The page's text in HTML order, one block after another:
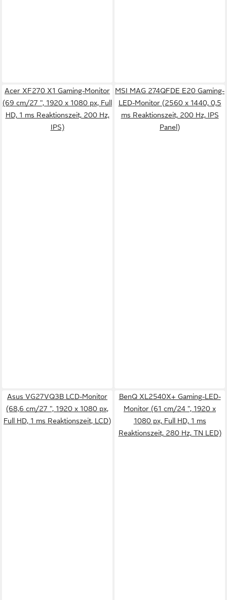
Acer XF270 X1 Gaming-Monitor
(69 cm/27 ", 1920 x 1080 px, Full
HD, 1 ms Reaktionszeit, 200 Hz,
IPS)
MSI MAG 274QFDE E20 Gaming-
LED-Monitor (2560 x 1440, 0,5
ms Reaktionszeit, 200 Hz, IPS
Panel)
Asus VG27VQ3B LCD-Monitor
(68,6 cm/27 ", 1920 x 1080 px,
Full HD, 1 ms Reaktionszeit, LCD)
BenQ XL2540X+ Gaming-LED-
Monitor (61 cm/24 ", 1920 x
1080 px, Full HD, 1 ms
Reaktionszeit, 280 Hz, TN LED)